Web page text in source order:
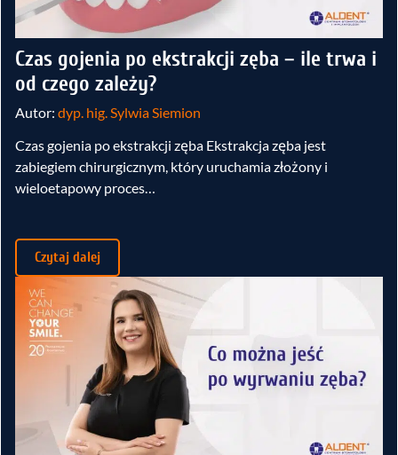
Czas gojenia po ekstrakcji zęba – ile trwa i
od czego zależy?
Autor: dyp. hig. Sylwia Siemion
Czas gojenia po ekstrakcji zęba Ekstrakcja zęba jest
zabiegiem chirurgicznym, który uruchamia złożony i
wieloetapowy proces…
Czytaj dalej